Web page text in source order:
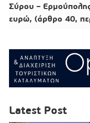
Σύρου –
ευρώ, (άρθρο 40,
Latest Post